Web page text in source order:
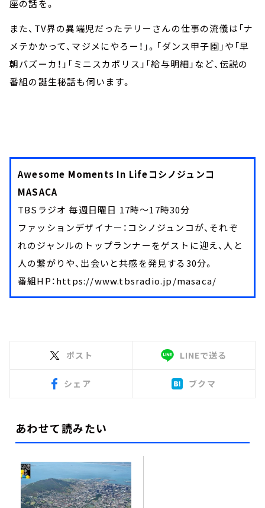
座の話を。
また、TV界の異端児だったテリーさんの仕事の流儀は「ナ
メテかかって、マジメにやろー！」。「ダンス甲子園」や「早
朝バズーカ！」「ミニスカポリス」「給与明細」など、伝説の
番組の誕生秘話も伺います。
Awesome Moments In Lifeコシノジュンコ
MASACA
TBSラジオ 毎週日曜日 17時～17時30分
ファッションデザイナー：コシノジュンコが、それぞ
れのジャンルのトップランナーをゲストに迎え、人と
人の繋がりや、出会いと共感を発見する30分。
番組HP：https://www.tbsradio.jp/masaca/
ポスト LINEで送る
シェア ブクマ
あわせて読みたい